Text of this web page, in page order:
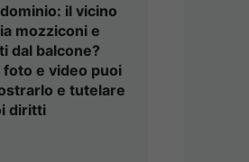
il vicino
mozziconi e
dal balcone?
foto e video puoi
e tutelare
diritti